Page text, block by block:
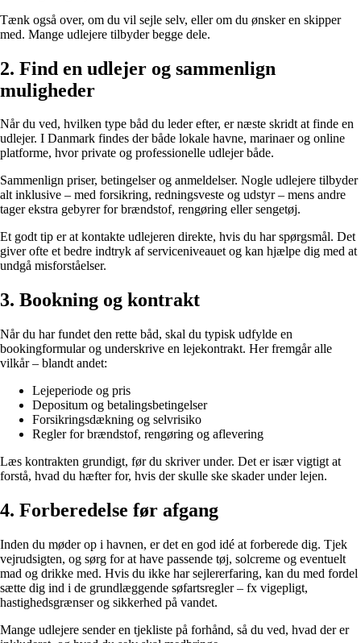
Tænk også over, om du vil sejle selv, eller om du ønsker en skipper
med. Mange udlejere tilbyder begge dele.
2. Find en udlejer og sammenlign
muligheder
Når du ved, hvilken type båd du leder efter, er næste skridt at finde en
udlejer. I Danmark findes der både lokale havne, marinaer og online
platforme, hvor private og professionelle udlejer både.
Sammenlign priser, betingelser og anmeldelser. Nogle udlejere tilbyder
alt inklusive – med forsikring, redningsveste og udstyr – mens andre
tager ekstra gebyrer for brændstof, rengøring eller sengetøj.
Et godt tip er at kontakte udlejeren direkte, hvis du har spørgsmål. Det
giver ofte et bedre indtryk af serviceniveauet og kan hjælpe dig med at
undgå misforståelser.
3. Bookning og kontrakt
Når du har fundet den rette båd, skal du typisk udfylde en
bookingformular og underskrive en lejekontrakt. Her fremgår alle
vilkår – blandt andet:
Lejeperiode og pris
Depositum og betalingsbetingelser
Forsikringsdækning og selvrisiko
Regler for brændstof, rengøring og aflevering
Læs kontrakten grundigt, før du skriver under. Det er især vigtigt at
forstå, hvad du hæfter for, hvis der skulle ske skader under lejen.
4. Forberedelse før afgang
Inden du møder op i havnen, er det en god idé at forberede dig. Tjek
vejrudsigten, og sørg for at have passende tøj, solcreme og eventuelt
mad og drikke med. Hvis du ikke har sejlererfaring, kan du med fordel
sætte dig ind i de grundlæggende søfartsregler – fx vigepligt,
hastighedsgrænser og sikkerhed på vandet.
Mange udlejere sender en tjekliste på forhånd, så du ved, hvad der er